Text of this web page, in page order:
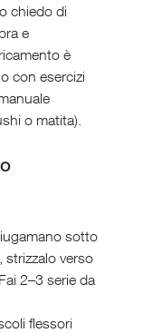
chiedo di
e
è
con esercizi
o matita).
sotto
strizzalo verso
2–3 serie da
flessori